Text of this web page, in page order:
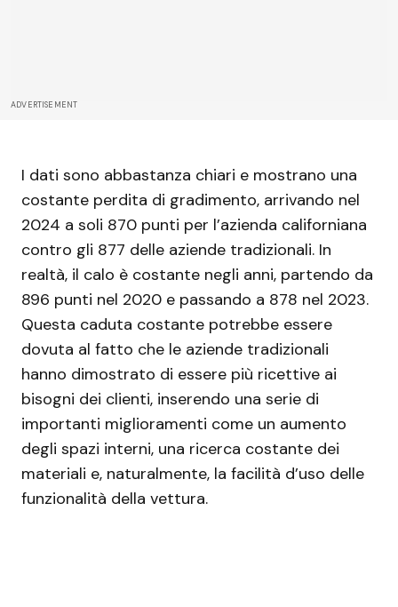
ADVERTISEMENT
I dati sono abbastanza chiari e mostrano una
costante perdita di gradimento, arrivando nel
2024 a soli 870 punti per l’azienda californiana
contro gli 877 delle aziende tradizionali. In
realtà, il calo è costante negli anni, partendo da
896 punti nel 2020 e passando a 878 nel 2023.
Questa caduta costante potrebbe essere
dovuta al fatto che le aziende tradizionali
hanno dimostrato di essere più ricettive ai
bisogni dei clienti, inserendo una serie di
importanti miglioramenti come un aumento
degli spazi interni, una ricerca costante dei
materiali e, naturalmente, la facilità d’uso delle
funzionalità della vettura.